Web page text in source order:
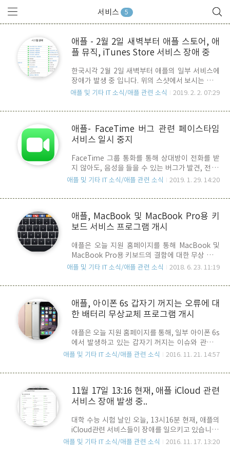
서비스 5
애플 - 2월 2일 새벽부터 애플 스토어, 애
플 뮤직, iTunes Store 서비스 장애 중
한국시각 2월 2일 새벽부터 애플의 일부 서비스에
장애가 발생 중 입니다. 위의 스샷에서 보시는 바와
같이 App Store, Apple Music, iTunes Store 등
FaceTime은 버그 때문에 일부러 서비스를 중지
의 Store 이용이 빈번할 것 같은데.. 왜 안되지? 하
고 생각하시는 분들은 이점 유념하시기 바랍니다.
요.. UPDATE : 13시 현재, FaceTime을 제외한 나
머지 서비스가 정상적으로 복구 되었습니다.
애플 및 기타 IT 소식/애플 관련 소식 2019. 2. 2. 07:29
애플- FaceTime 버그 관련 페이스타임
서비스 일시 중지
FaceTime 그룹 통화를 통해 상대방이 전화를 받
지 않아도, 음성을 들을 수 있는 버그가 발견, 전 세
계적으로 소식이 알려지면서, 개인정보보호에 매우
으로 중지하는 조치를 단행했습니다. 위에 보시는
스에 문제가 있는 것으로 표시 , 서비스를 중지한 것
으로 표시가 됩니다. 애플은 해당 문제가 보고된 이
다고 언급을 했는데요, IOS 가 아닌, FaceTime 서
비스 차원에서 해당 버그를 차단할 방법을 강구하
기 위한 것인지 혹은, IOS 버그 픽스를 내 놓기 전
련된 피해 또는 향 후 일어날지도 모..
애플 및 기타 IT 소식/애플 관련 소식 2019. 1. 29. 14:20
애플, MacBook 및 MacBook Pro용 키
보드 서비스 프로그램 개시
애플은 오늘 지원 홈페이지를 통해 MacBook 및
MacBook Pro용 키보드의 결함에 대한 무상 서비
스를 시행하는 프로그램을 공지 했습니다. 대상 기
이후의 맥으로 아래와 같은 이상 증상이 있는 사용
키보드를 눌러도 문자가 표시되지 않음. - 누른 키가
튀어 올라오지 않거나 키를 눌렀을 때 반응이 일정
은 키보드 전체를 교체하게 된다고 합니다. 참고 사
항.- 이 프로그램의 적용 시, MacBook 및
MacBook Pro의 표준 보증 적용 범위가 연장되는
리를 받은 경우 환불될 수..
애플 및 기타 IT 소식/애플 관련 소식 2018. 6. 23. 11:19
애플, 아이폰 6s 갑자기 꺼지는 오류에 대
한 배터리 무상교체 프로그램 개시
애플은 오늘 지원 홈페이지를 통해, 일부 아이폰 6s
에서 발생하고 있는 갑자기 꺼지는 이슈와 관련되
어 배터리 무상 교체 서비스를 시행한다고 공지했
대상 아이폰은 2015년 09월 ~ 10월 사이에 생산된
가 발생하는 경우로, 일단 이 문제는 안전성과는 무
관한 것이라고 밝히고 있습니다. 이번 무상 교체 서
애플 지원 센터를 통해 상담 혹은 확인을 받으신 후,
iTunes 및 iCloud 백업을 하고, 아이폰을 초기화
(설정 > 일반 > 재설정 > "모든 콘텐츠 및 설정 지우
애플 및 기타 IT 소식/애플 관련 소식 2016. 11. 21. 14:57
11월 17일 13:16 현재, 애플 iCloud 관련
서비스 장애 발생 중..
대학 수능 시험 날인 오늘, 13시16분 현재, 애플의
iCloud관련 서비스들이 장애를 일으키고 있습니다.
장애가 발생한 서비스는 "사진", iCloud 백업",
애플 및 기타 IT 소식/애플 관련 소식 2016. 11. 17. 13:20